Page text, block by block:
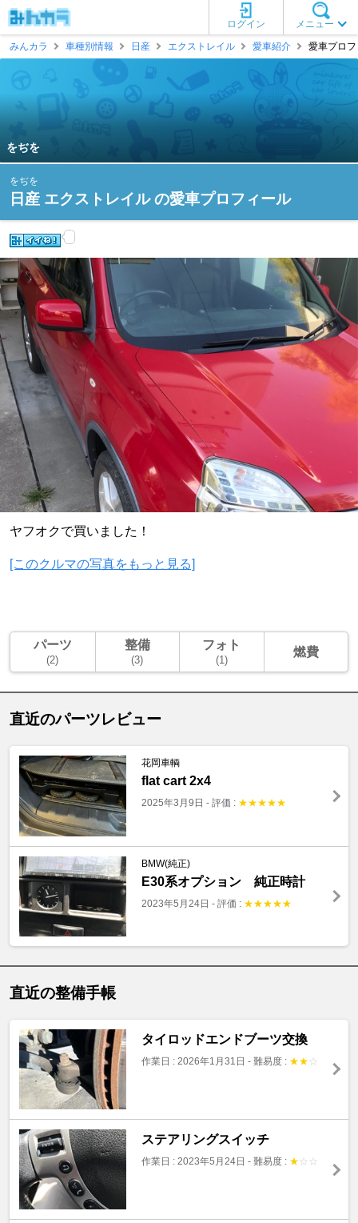
メニュー
ログイン
みんカラ
車種別情報 日産 エクストレイル 愛車紹介 愛車プロ
をぢを
をぢを
日産 エクストレイル の愛車プロフィール
ヤフオクで買いました！
[このクルマの写真をもっと見る]
パーツ
(2)
整備
(3)
フォト
(1)
燃費
直近のパーツレビュー
花岡車輌
flat cart 2x4
2025年3月9日 - 評価 : ★★★★★
BMW(純正)
E30系オプション 純正時計
2023年5月24日 - 評価 : ★★★★★
直近の整備手帳
タイロッドエンドブーツ交換
作業日 : 2026年1月31日 - 難易度 : ★★ ☆
ステアリングスイッチ
作業日 : 2023年5月24日 - 難易度 : ★ ☆ ☆